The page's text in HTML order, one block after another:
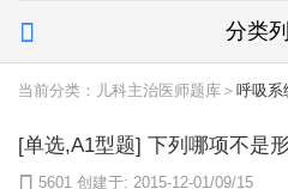
 分类
当前分类：儿科主治医师题库＞ 呼吸系
5601 创建于: 2015-12-01/09/15